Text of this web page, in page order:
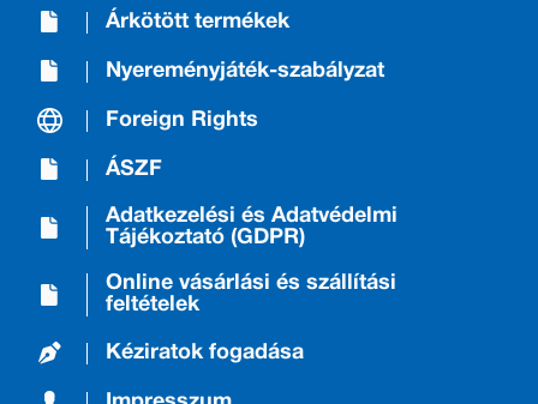
Árkötött termékek
Nyereményjáték-szabályzat
Foreign Rights
ÁSZF
Adatkezelési és Adatvédelmi
Tájékoztató (GDPR)
Online vásárlási és szállítási
feltételek
Kéziratok fogadása